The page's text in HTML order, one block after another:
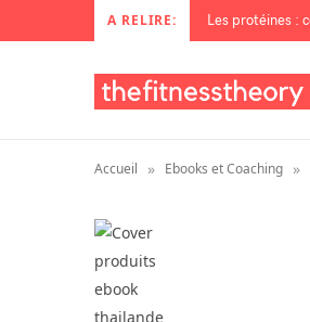
A RELIRE:
Accueil » Ebooks et Coaching »